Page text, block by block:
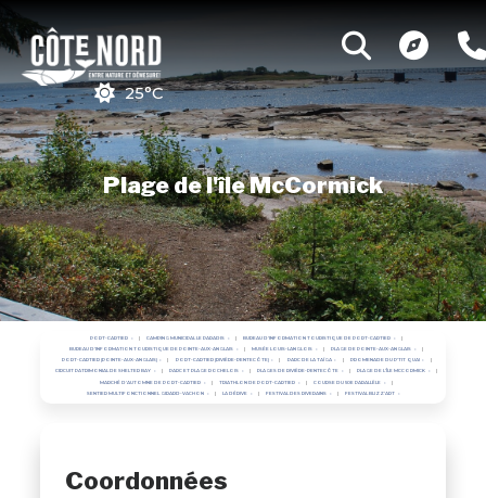
25°C
Plage de l'île McCormick
PORT-CARTIER CAMPING MUNICIPAL LE PARADIS BUREAU D'INFORMATION TOURISTIQUE DE PORT-CARTIER
BUREAU D'INFORMATION TOURISTIQUE DE POINTE-AUX-ANGLAIS MUSÉE LOUIS-LANGLOIS PLAGE DE POINTE-AUX-ANGLAIS
PORT-CARTIER (POINTE-AUX-ANGLAIS) PORT-CARTIER (RIVIÈRE-PENTECÔTE) PARC DE LA TAÏGA PROMENADE DU P'TIT QUAI
CIRCUIT PATRIMONIAL DE SHELTER BAY PARC ET PLAGE ROCHELOIS PLAGES DE RIVIÈRE-PENTECÔTE PLAGE DE L'ÎLE MCCORMICK
MARCHÉ D'AUTOMNE DE PORT-CARTIER TRIATHLON DE PORT-CARTIER COURSE DU 50E PARALLÈLE
SENTIER MULTIFONCTIONNEL GIRARD-VACHON LA DÉRIVE FESTIVAL DES RIVERAINS FESTIVAL BLIZZ'ART
Coordonnées